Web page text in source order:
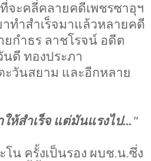
ที่จะคลี่คลายคดีเพชรซาอุฯ
ทำสำเร็จมาแล้วหลายคดี
กำธร ลาชโรจน์ อดีต
ดี ทองประภา
วันสยาม และอีกหลาย
ห้สำเร็จ แต่มันแรงไป..."
น ครั้งเป็นรอง ผบช.น.ซึ่ง